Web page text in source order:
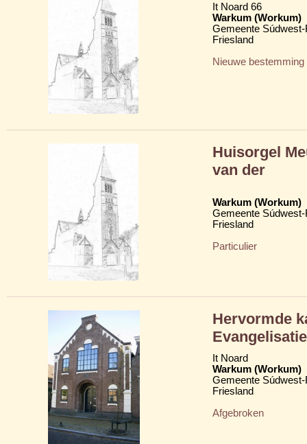
It Noard 66
Warkum (Workum)
Gemeente
Friesland
Nieuwe bestemming
Huisorgel
van der
Warkum (Workum)
Gemeente
Friesland
Particulier
Hervormde
It Noard
Warkum (Workum)
Gemeente
Friesland
Afgebroken